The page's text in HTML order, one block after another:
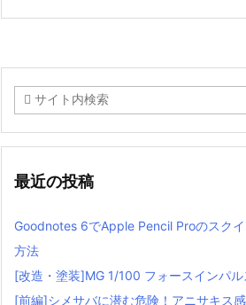
最近の投稿
Goodnotes 6でApple Pencil Proのスク
方法
[改造・塗装]MG 1/100 フォースインパル
[前編]シメサバに潜む危険！アニサキス